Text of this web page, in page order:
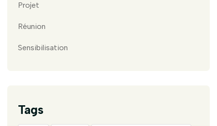
Projet
Réunion
Sensibilisation
Tags